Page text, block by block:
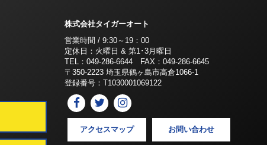
株式会社タイガーオート
営業時間 / 9:30～19：00
定休日：火曜日 & 第1･3月曜日
TEL：049-286-6644 FAX：049-286-6645
〒350-2223 埼玉県鶴ヶ島市高倉1066-1
登録番号：T1030001069122
アクセスマップ お問い合わせ